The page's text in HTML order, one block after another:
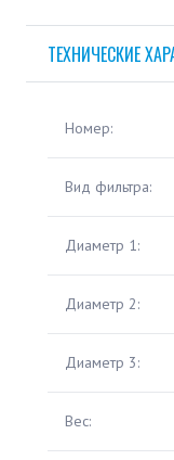
ТЕХНИЧЕСКИЕ
Номер:
Вид фильтра:
Диаметр 1:
Диаметр 2:
Диаметр 3:
Вес: